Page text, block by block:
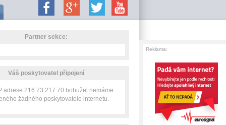
Partner sekce:
Váš poskytovatel připojení
adrese 216.73.217.70 bohužel nemáme
žádného poskytovatele internetu.
Reklama: